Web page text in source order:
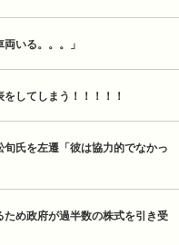
いる。。。」
してしまう！！！！！
旬氏を左遷「彼は協力的でなかっ
め政府が過半数の株式を引き受